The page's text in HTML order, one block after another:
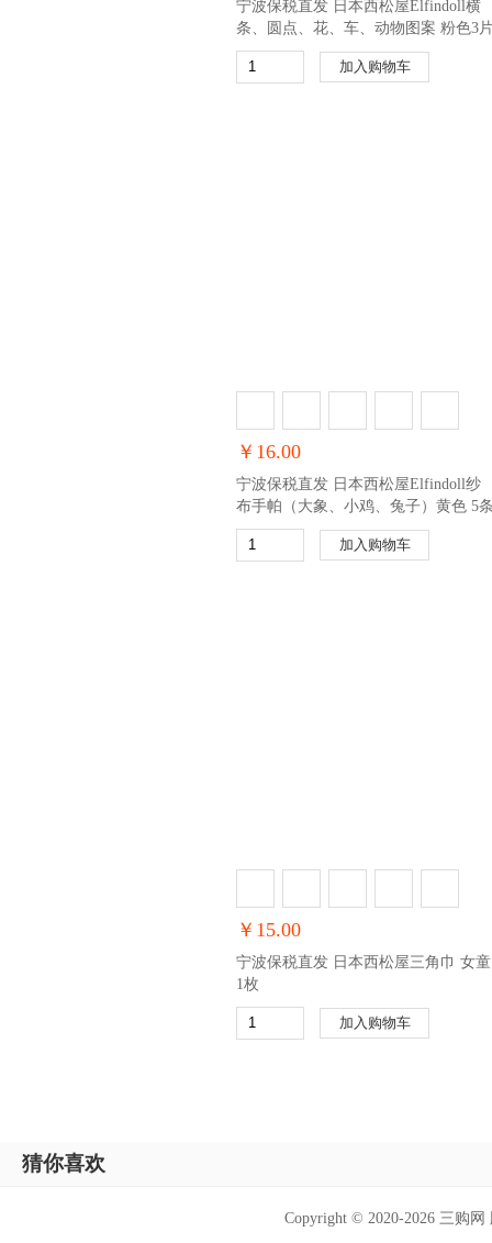
宁波保税直发 日本西松屋Elfindoll横
条、圆点、花、车、动物图案 粉色3
组合换尿布
加入购物车
￥16.00
宁波保税直发 日本西松屋Elfindoll纱
布手帕（大象、小鸡、兔子）黄色 5
加入购物车
￥15.00
宁波保税直发 日本西松屋三角巾 女童
1枚
加入购物车
猜你喜欢
Copyright © 2020-2026 三购